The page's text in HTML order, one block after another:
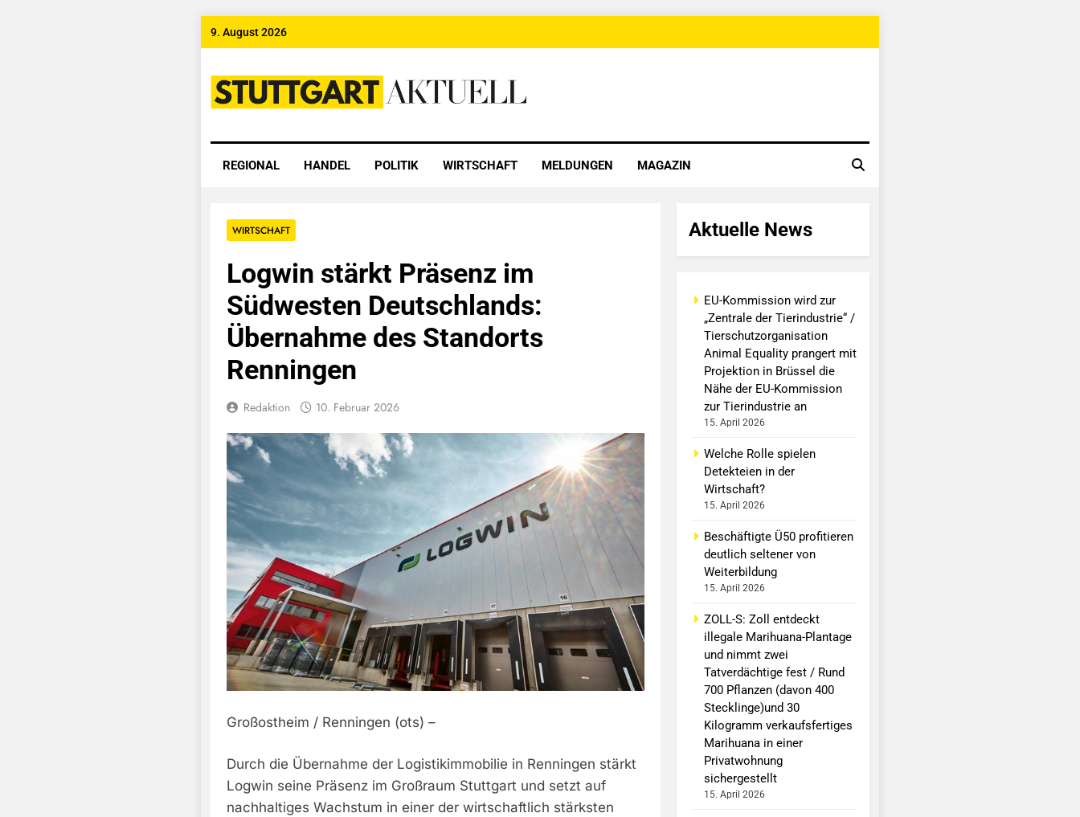
Skip
9. August 2026
Stuttgart Aktuell
REGIONAL HANDEL POLITIK WIRTSCHAFT MELDUNGEN MAGAZIN
WIRTSCHAFT
Logwin stärkt Präsenz im
Südwesten Deutschlands:
Übernahme des Standorts
Renningen
Redaktion 10. Februar 2026
Großostheim / Renningen (ots) –
Durch die Übernahme der Logistikimmobilie in Renningen stärkt
Logwin seine Präsenz im Großraum Stuttgart und setzt auf
nachhaltiges Wachstum in einer der wirtschaftlich stärksten
Aktuelle News
EU-Kommission wird zur
„Zentrale der Tierindustrie“ /
Tierschutzorganisation
Animal Equality prangert mit
Projektion in Brüssel die
Nähe der EU-Kommission
zur Tierindustrie an
15. April 2026
Welche Rolle spielen
Detekteien in der
Wirtschaft?
15. April 2026
Beschäftigte Ü50 profitieren
deutlich seltener von
Weiterbildung
15. April 2026
ZOLL-S: Zoll entdeckt
illegale Marihuana-Plantage
und nimmt zwei
Tatverdächtige fest / Rund
700 Pflanzen (davon 400
Stecklinge)und 30
Kilogramm verkaufsfertiges
Marihuana in einer
Privatwohnung
sichergestellt
15. April 2026